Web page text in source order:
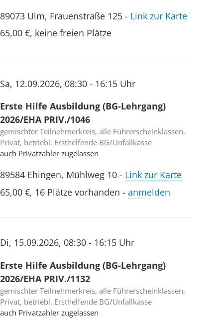
89073 Ulm, Frauenstraße 125 - Link zur Karte
65,00 €, keine freien Plätze
Sa, 12.09.2026, 08:30 - 16:15 Uhr
Erste Hilfe Ausbildung (BG-Lehrgang)
2026/EHA PRIV./1046
gemischter Teilnehmerkreis, alle Führerscheinklassen,
Privat, betriebl. Ersthelfende BG/Unfallkasse
auch Privatzahler zugelassen
89584 Ehingen, Mühlweg 10 - Link zur Karte
65,00 €, 16 Plätze vorhanden - anmelden
Di, 15.09.2026, 08:30 - 16:15 Uhr
Erste Hilfe Ausbildung (BG-Lehrgang)
2026/EHA PRIV./1132
gemischter Teilnehmerkreis, alle Führerscheinklassen,
Privat, betriebl. Ersthelfende BG/Unfallkasse
auch Privatzahler zugelassen